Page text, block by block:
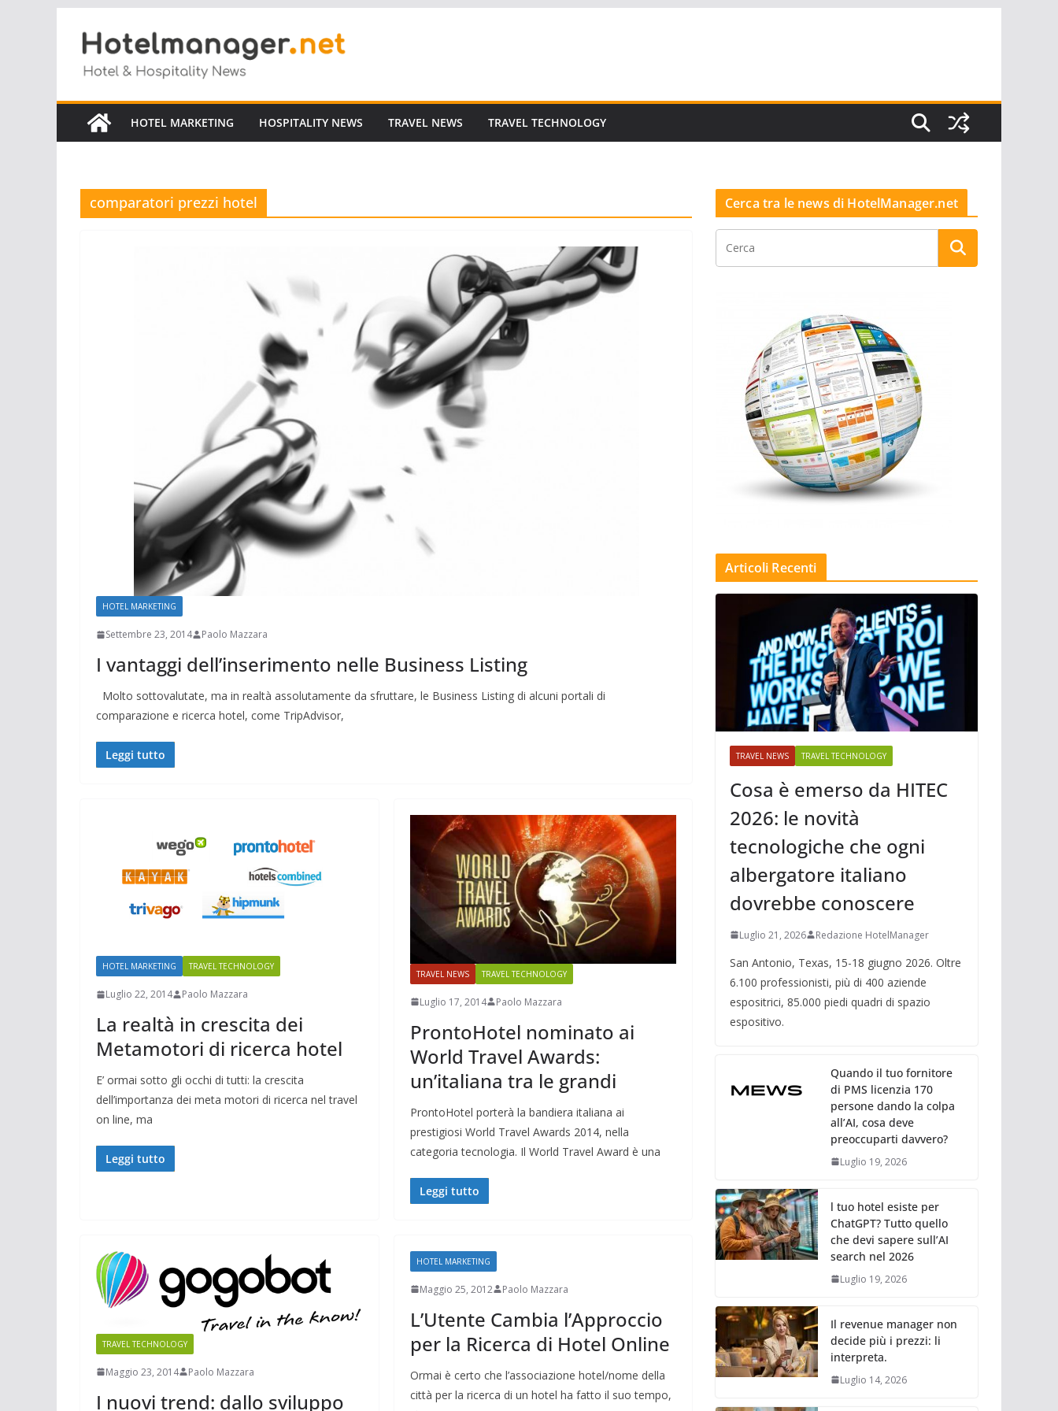
contenuto
HOTEL MARKETING HOSPITALITY NEWS TRAVEL NEWS TRAVEL TECHNOLOGY
comparatori prezzi hotel
HOTEL MARKETING
Settembre 23, 2014 Paolo Mazzara
I vantaggi dell’inserimento nelle Business Listing
Molto sottovalutate, ma in realtà assolutamente da sfruttare, le Business Listing di alcuni portali di
comparazione e ricerca hotel, come TripAdvisor,
Leggi tutto
HOTEL MARKETING TRAVEL TECHNOLOGY
Luglio 22, 2014 Paolo Mazzara
La realtà in crescita dei
Metamotori di ricerca hotel
E’ ormai sotto gli occhi di tutti: la crescita
dell’importanza dei meta motori di ricerca nel travel
on line, ma
Leggi tutto
TRAVEL NEWS TRAVEL TECHNOLOGY
Luglio 17, 2014 Paolo Mazzara
ProntoHotel nominato ai
World Travel Awards:
un’italiana tra le grandi
ProntoHotel porterà la bandiera italiana ai
prestigiosi World Travel Awards 2014, nella
categoria tecnologia. Il World Travel Award è una
Leggi tutto
TRAVEL TECHNOLOGY
Maggio 23, 2014 Paolo Mazzara
I nuovi trend: dallo sviluppo
HOTEL MARKETING
Maggio 25, 2012 Paolo Mazzara
L’Utente Cambia l’Approccio
per la Ricerca di Hotel Online
Ormai è certo che l’associazione hotel/nome della
città per la ricerca di un hotel ha fatto il suo tempo,
Cerca tra le news di HotelManager.net
Articoli Recenti
TRAVEL NEWS TRAVEL TECHNOLOGY
Cosa è emerso da HITEC
2026: le novità
tecnologiche che ogni
albergatore italiano
dovrebbe conoscere
Luglio 21, 2026 Redazione HotelManager
San Antonio, Texas, 15-18 giugno 2026. Oltre
6.100 professionisti, più di 400 aziende
espositrici, 85.000 piedi quadri di spazio
espositivo.
Quando il tuo fornitore
di PMS licenzia 170
persone dando la colpa
all’AI, cosa deve
preoccuparti davvero?
Luglio 19, 2026
l tuo hotel esiste per
ChatGPT? Tutto quello
che devi sapere sull’AI
search nel 2026
Luglio 19, 2026
Il revenue manager non
decide più i prezzi: li
interpreta.
Luglio 14, 2026